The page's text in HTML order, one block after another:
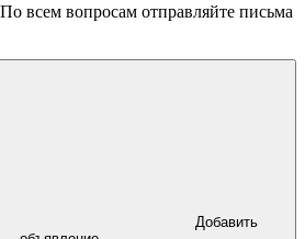
всем вопросам отправляйте письма
Добавить